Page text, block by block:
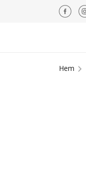
Hem